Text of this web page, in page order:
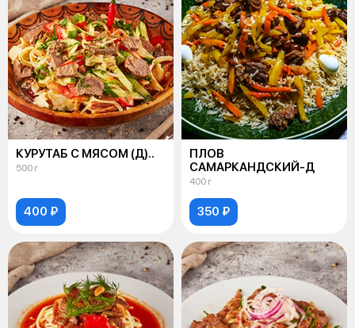
КУРУТАБ С МЯСОМ (Д)..
500 г
400 ₽
ПЛОВ
САМАРКАНДСКИЙ-Д
400 г
350 ₽